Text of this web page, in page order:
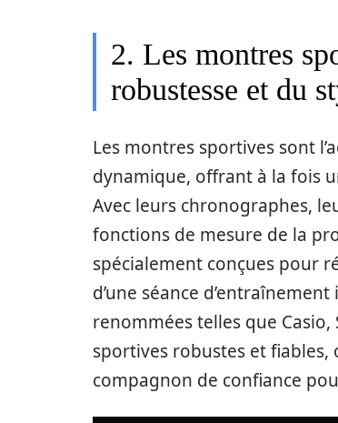
2. Les montres
robustesse et du
Les montres sportives sont
dynamique, offrant à la fois
Avec leurs chronographes,
fonctions de mesure de la
spécialement conçues pour
d’une séance
renommées telles que
sportives robustes et
compagnon de confiance